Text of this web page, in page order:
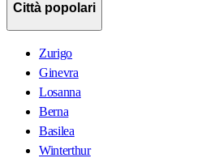
Città popolari
Zurigo
Ginevra
Losanna
Berna
Basilea
Winterthur